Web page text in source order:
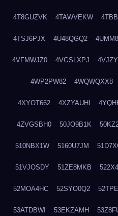
4T8GUZVK 4TAWVEKW
4TSJ6PJX 4U48QGQ2
4VFMWJZ0 4VGSLXPJ
4WP2PW82 4WQWQXX8
4XYOT662 4XZYAUHI
4ZVGSBH0 50JO9B1K
510NBX1W 5160U7JM
51VJOSDY 51ZE8MKB
52MOA4HC 52SYO0Q2
53ATDBWI 53EKZAMH